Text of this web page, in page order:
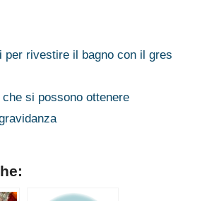
per rivestire il bagno con il gres
si possono ottenere